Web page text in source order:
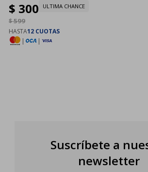
$ 300
$599
ULTIMA CHANCE
HASTA12 CUOTAS
|
|
Suscríbete a
newsletter